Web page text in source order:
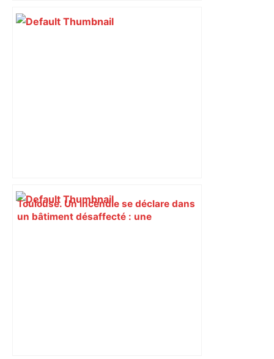
Toulouse. Un incendie se déclare dans
un bâtiment désaffecté : une